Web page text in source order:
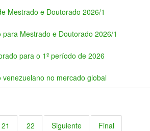
Mestrado e Doutorado 2026/1
Mestrado e Doutorado 2026/1
para o 1º período de 2026
no mercado global
21 22 Siguiente Final